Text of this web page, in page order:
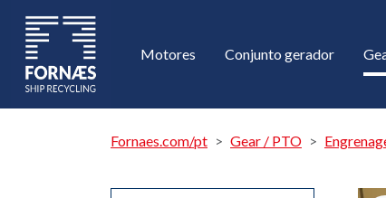
Motores Conjunto gerador
Fornaes.com/pt Gear / PTO